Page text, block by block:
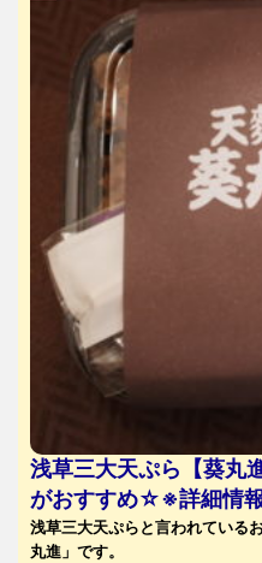
浅草三大天ぷら【葵丸
がおすすめ☆※詳細情
浅草三大天ぷらと言われている
丸進」です。